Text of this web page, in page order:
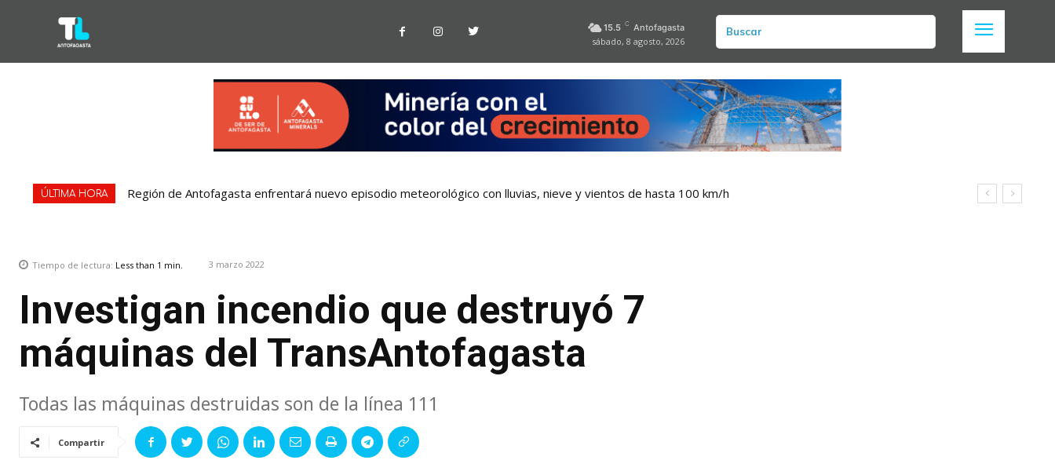
15.5 C Antofagasta
sábado, 8 agosto, 2026
Buscar
ÚLTIMA HORA Región de Antofagasta enfrentará nuevo episodio meteorológico con lluvias, nieve y vientos de hasta 100 km/h
Tiempo de lectura: Less than 1 min. 3 marzo 2022
Investigan incendio que destruyó 7
máquinas del TransAntofagasta
Todas las máquinas destruidas son de la línea 111
Compartir